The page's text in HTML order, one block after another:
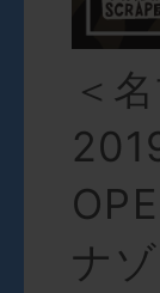
＜
ナ